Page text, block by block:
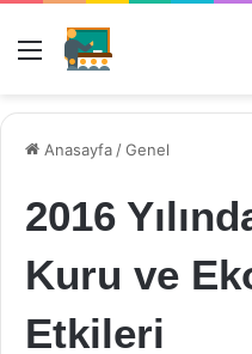
Menü
Anasayfa /Genel
2016
Kuru ve
Etkileri